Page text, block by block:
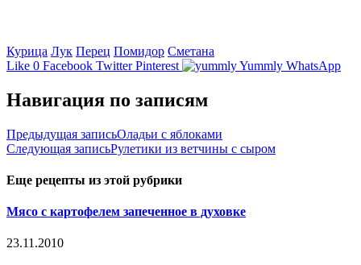
Курица Лук Перец Помидор Сметана
Like 0 Facebook Twitter Pinterest Yummly WhatsApp
Навигация по записям
Предыдущая записьОладьи с яблоками
Следующая записьРулетики из ветчины с сыром
Еще рецепты из этой рубрики
Мясо с картофелем запеченное в духовке
23.11.2010